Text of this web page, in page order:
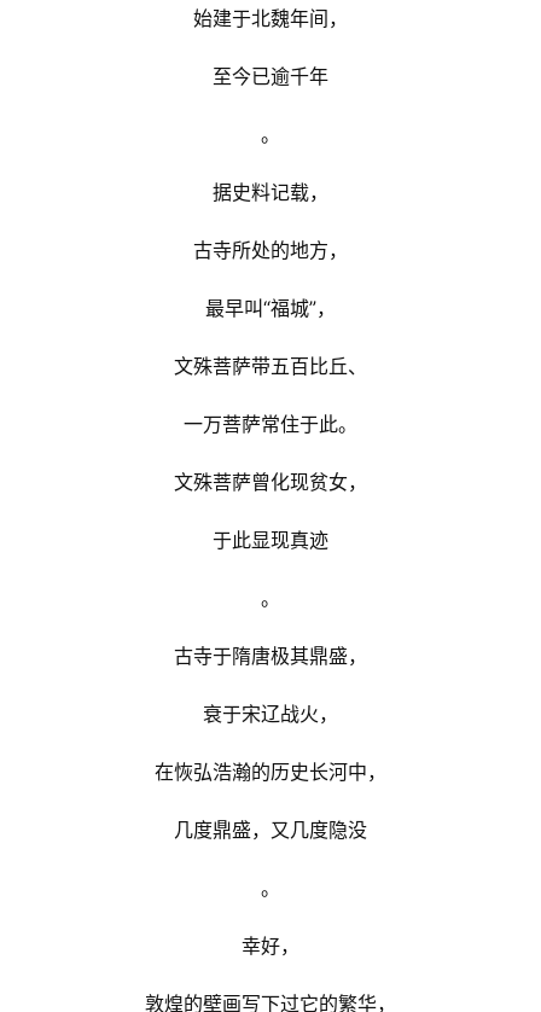
始建于北魏年间，
至今已逾千年
。
据史料记载，
古寺所处的地方，
最早叫“福城”，
文殊菩萨带五百比丘、
一万菩萨常住于此。
文殊菩萨曾化现贫女，
于此显现真迹
。
古寺于隋唐极其鼎盛，
衰于宋辽战火，
在恢弘浩瀚的历史长河中，
几度鼎盛，又几度隐没
。
幸好，
敦煌的壁画写下过它的繁华，